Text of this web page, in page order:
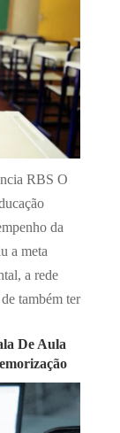
RBS O
da
a meta
a rede
também ter
De Aula